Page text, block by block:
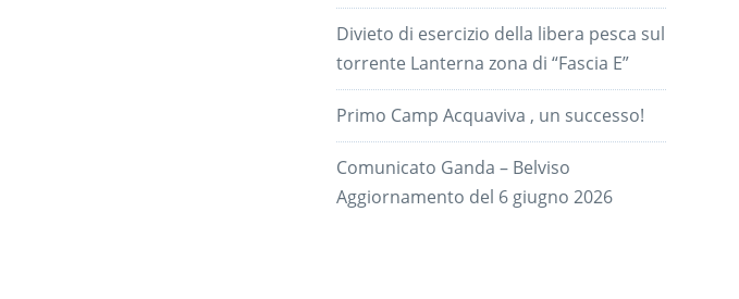
Divieto di esercizio della libera pesca sul
torrente Lanterna zona di “Fascia E”
Primo Camp Acquaviva , un successo!
Comunicato Ganda – Belviso
Aggiornamento del 6 giugno 2026